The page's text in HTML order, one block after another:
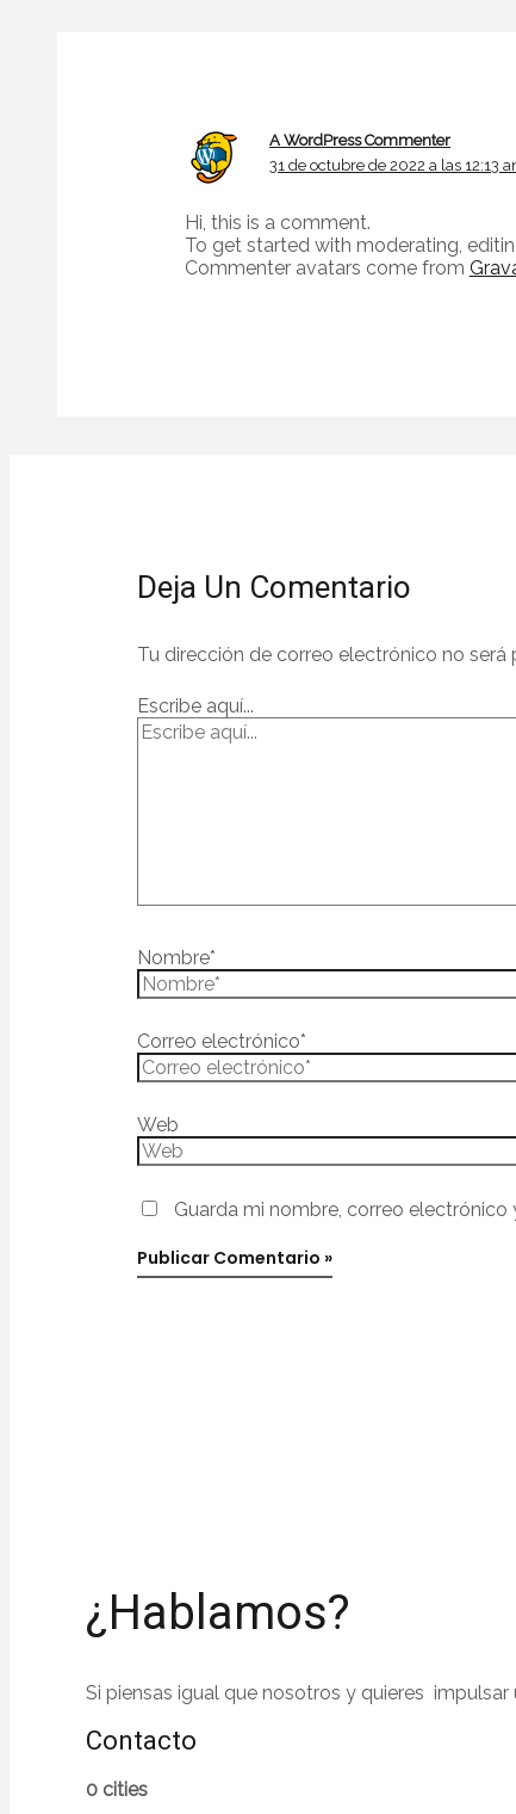
A WordPress Commenter
31 de octubre de 2022 a las 12:13
Hi, this is a comment.
To get started with moderating,
Commenter avatars come from
Deja Un Comentario
Tu dirección de correo electrónico no será
Escribe aquí...
Nombre*
Correo electrónico*
Web
Guarda mi nombre, correo
¿Hablamos?
Si piensas igual que nosotros y quieres
Contacto
0 cities